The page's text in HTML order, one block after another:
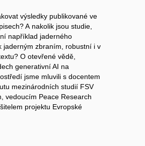
výsledky publikované ve
A nakolik jsou studie,
například jaderného
jaderným zbraním, robustní i v
O otevřené vědě,
generativní AI na
jsme mluvili s docentem
mezinárodních studií FSV
vedoucím Peace Research
projektu Evropské